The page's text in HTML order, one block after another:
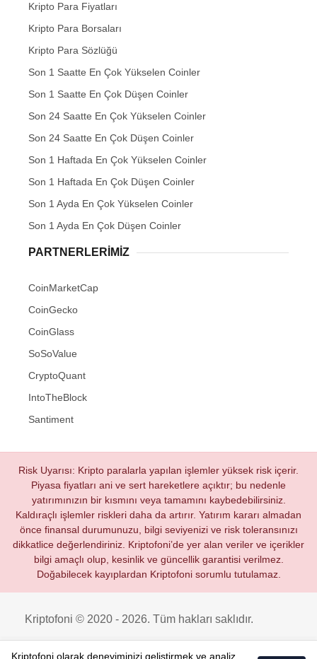
Kripto Para Fiyatları
Kripto Para Borsaları
Kripto Para Sözlüğü
Son 1 Saatte En Çok Yükselen Coinler
Son 1 Saatte En Çok Düşen Coinler
Son 24 Saatte En Çok Yükselen Coinler
Son 24 Saatte En Çok Düşen Coinler
Son 1 Haftada En Çok Yükselen Coinler
Son 1 Haftada En Çok Düşen Coinler
Son 1 Ayda En Çok Yükselen Coinler
Son 1 Ayda En Çok Düşen Coinler
PARTNERLERIMIZ
CoinMarketCap
CoinGecko
CoinGlass
SoSoValue
CryptoQuant
IntoTheBlock
Santiment
Risk Uyarısı: Kripto paralarla yapılan işlemler yüksek risk içerir.
Piyasa fiyatları ani ve sert hareketlere açıktır; bu nedenle
yatırımınızın bir kısmını veya tamamını kaybedebilirsiniz.
Kaldıraçlı işlemler riskleri daha da artırır. Yatırım kararı almadan
önce finansal durumunuzu, bilgi seviyenizi ve risk toleransınızı
dikkatlice değerlendiriniz. Kriptofoni’de yer alan veriler ve içerikler
bilgi amaçlı olup, kesinlik ve güncellik garantisi verilmez.
Doğabilecek kayıplardan Kriptofoni sorumlu tutulamaz.
Kriptofoni © 2020 - 2026. Tüm hakları saklıdır.
Kriptofoni olarak deneyiminizi geliştirmek ve analiz